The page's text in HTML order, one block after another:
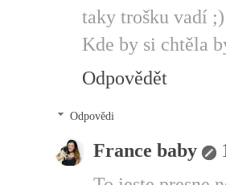
taky trošku vadí ;)
Kde by si chtěla
Odpovědět
Odpovědi
France baby